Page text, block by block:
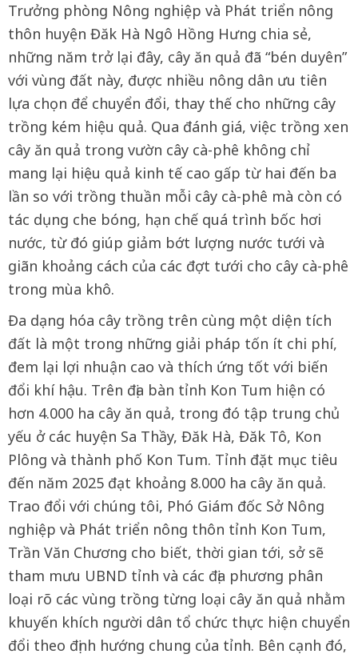
Trưởng phòng Nông nghiệp và Phát triển nông
thôn huyện Đăk Hà Ngô Hồng Hưng chia sẻ,
những năm trở lại đây, cây ăn quả đã “bén duyên”
với vùng đất này, được nhiều nông dân ưu tiên
lựa chọn để chuyển đổi, thay thế cho những cây
trồng kém hiệu quả. Qua đánh giá, việc trồng xen
cây ăn quả trong vườn cây cà-phê không chỉ
mang lại hiệu quả kinh tế cao gấp từ hai đến ba
lần so với trồng thuần mỗi cây cà-phê mà còn có
tác dụng che bóng, hạn chế quá trình bốc hơi
nước, từ đó giúp giảm bớt lượng nước tưới và
giãn khoảng cách của các đợt tưới cho cây cà-phê
trong mùa khô.
Đa dạng hóa cây trồng trên cùng một diện tích
đất là một trong những giải pháp tốn ít chi phí,
đem lại lợi nhuận cao và thích ứng tốt với biến
đổi khí hậu. Trên địa bàn tỉnh Kon Tum hiện có
hơn 4.000 ha cây ăn quả, trong đó tập trung chủ
yếu ở các huyện Sa Thầy, Đăk Hà, Đăk Tô, Kon
Plông và thành phố Kon Tum. Tỉnh đặt mục tiêu
đến năm 2025 đạt khoảng 8.000 ha cây ăn quả.
Trao đổi với chúng tôi, Phó Giám đốc Sở Nông
nghiệp và Phát triển nông thôn tỉnh Kon Tum,
Trần Văn Chương cho biết, thời gian tới, sở sẽ
tham mưu UBND tỉnh và các địa phương phân
loại rõ các vùng trồng từng loại cây ăn quả nhằm
khuyến khích người dân tổ chức thực hiện chuyển
đổi theo định hướng chung của tỉnh. Bên cạnh đó,